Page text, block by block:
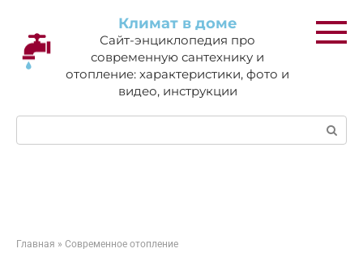
контенту
Климат в доме
Сайт-энциклопедия про
современную сантехнику и
отопление: характеристики, фото и
видео, инструкции
Поиск:
Главная » Современное отопление